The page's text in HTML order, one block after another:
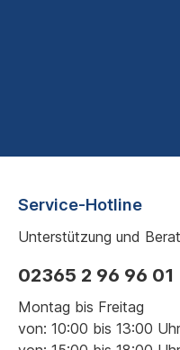
Service-Hotline
Unterstützung und
02365 2 96 96 01
Montag bis Freitag
von: 10:00 bis 13:00 Uhr